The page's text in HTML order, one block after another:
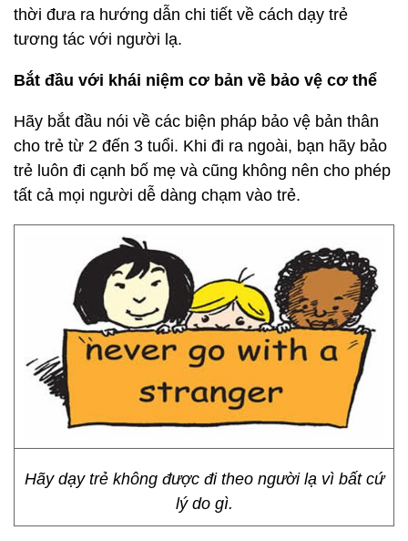
thời đưa ra hướng dẫn chi tiết về cách dạy trẻ
tương tác với người lạ.
Bắt đầu với khái niệm cơ bản về bảo vệ cơ thể
Hãy bắt đầu nói về các biện pháp bảo vệ bản thân
cho trẻ từ 2 đến 3 tuổi. Khi đi ra ngoài, bạn hãy bảo
trẻ luôn đi cạnh bố mẹ và cũng không nên cho phép
tất cả mọi người dễ dàng chạm vào trẻ.
Hãy dạy trẻ không được đi theo người lạ vì bất cứ
lý do gì.